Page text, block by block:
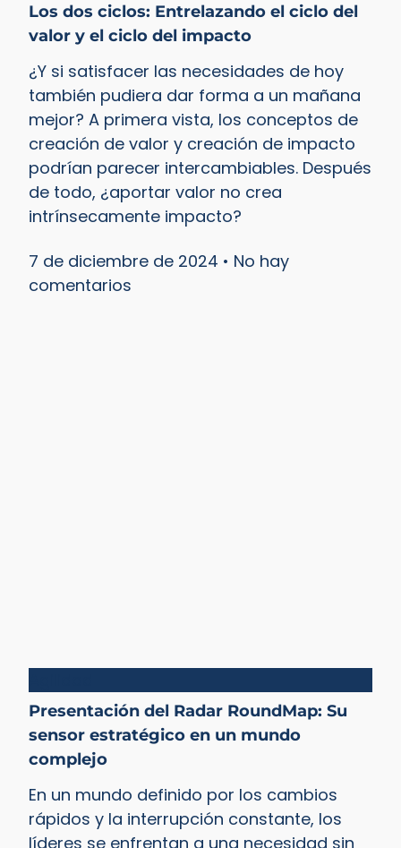
Los dos ciclos: Entrelazando el ciclo del
valor y el ciclo del impacto
¿Y si satisfacer las necesidades de hoy
también pudiera dar forma a un mañana
mejor? A primera vista, los conceptos de
creación de valor y creación de impacto
podrían parecer intercambiables. Después
de todo, ¿aportar valor no crea
intrínsecamente impacto?
7 de diciembre de 2024
No hay
comentarios
Presentación del Radar RoundMap: Su
sensor estratégico en un mundo
complejo
En un mundo definido por los cambios
rápidos y la interrupción constante, los
líderes se enfrentan a una necesidad sin